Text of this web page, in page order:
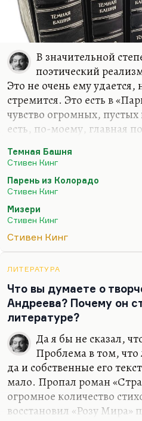
В значительной
поэтический
Это не очень ему удается,
стремится. Это есть в
чувство огромных,
есть, по-моему, главная
социальность, перечень
«божьей тоски», как это
чувство огромных,
книга, хотя я не разделяю
Кингу специалистов,
Темная Башня
Стивен Кинг
Парень из Колорадо
Стивен Кинг
Мизери
Стивен Кинг
Стивен Кинг
ЛИТЕРАТУРА
Что вы думаете о
Андреева? Почему он
литературе?
Да я бы не сказал,
Проблема в том,
да и собственные его
мало. Пропал роман
огромное количество
восстановил «Розу Мира»